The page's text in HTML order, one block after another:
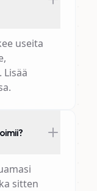
useita
sitten